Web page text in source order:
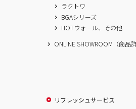
ラクトワ
BGAシリーズ
HOTウォール、その他
ONLINE SHOWROOM（商品詳
リフレッシュサービス